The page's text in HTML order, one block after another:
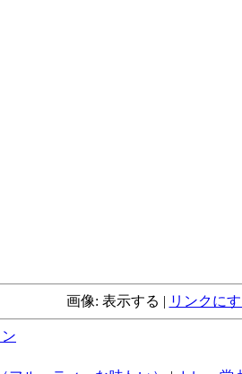
画像: 表示する | リンクに